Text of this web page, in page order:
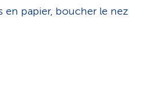
en papier, boucher le nez